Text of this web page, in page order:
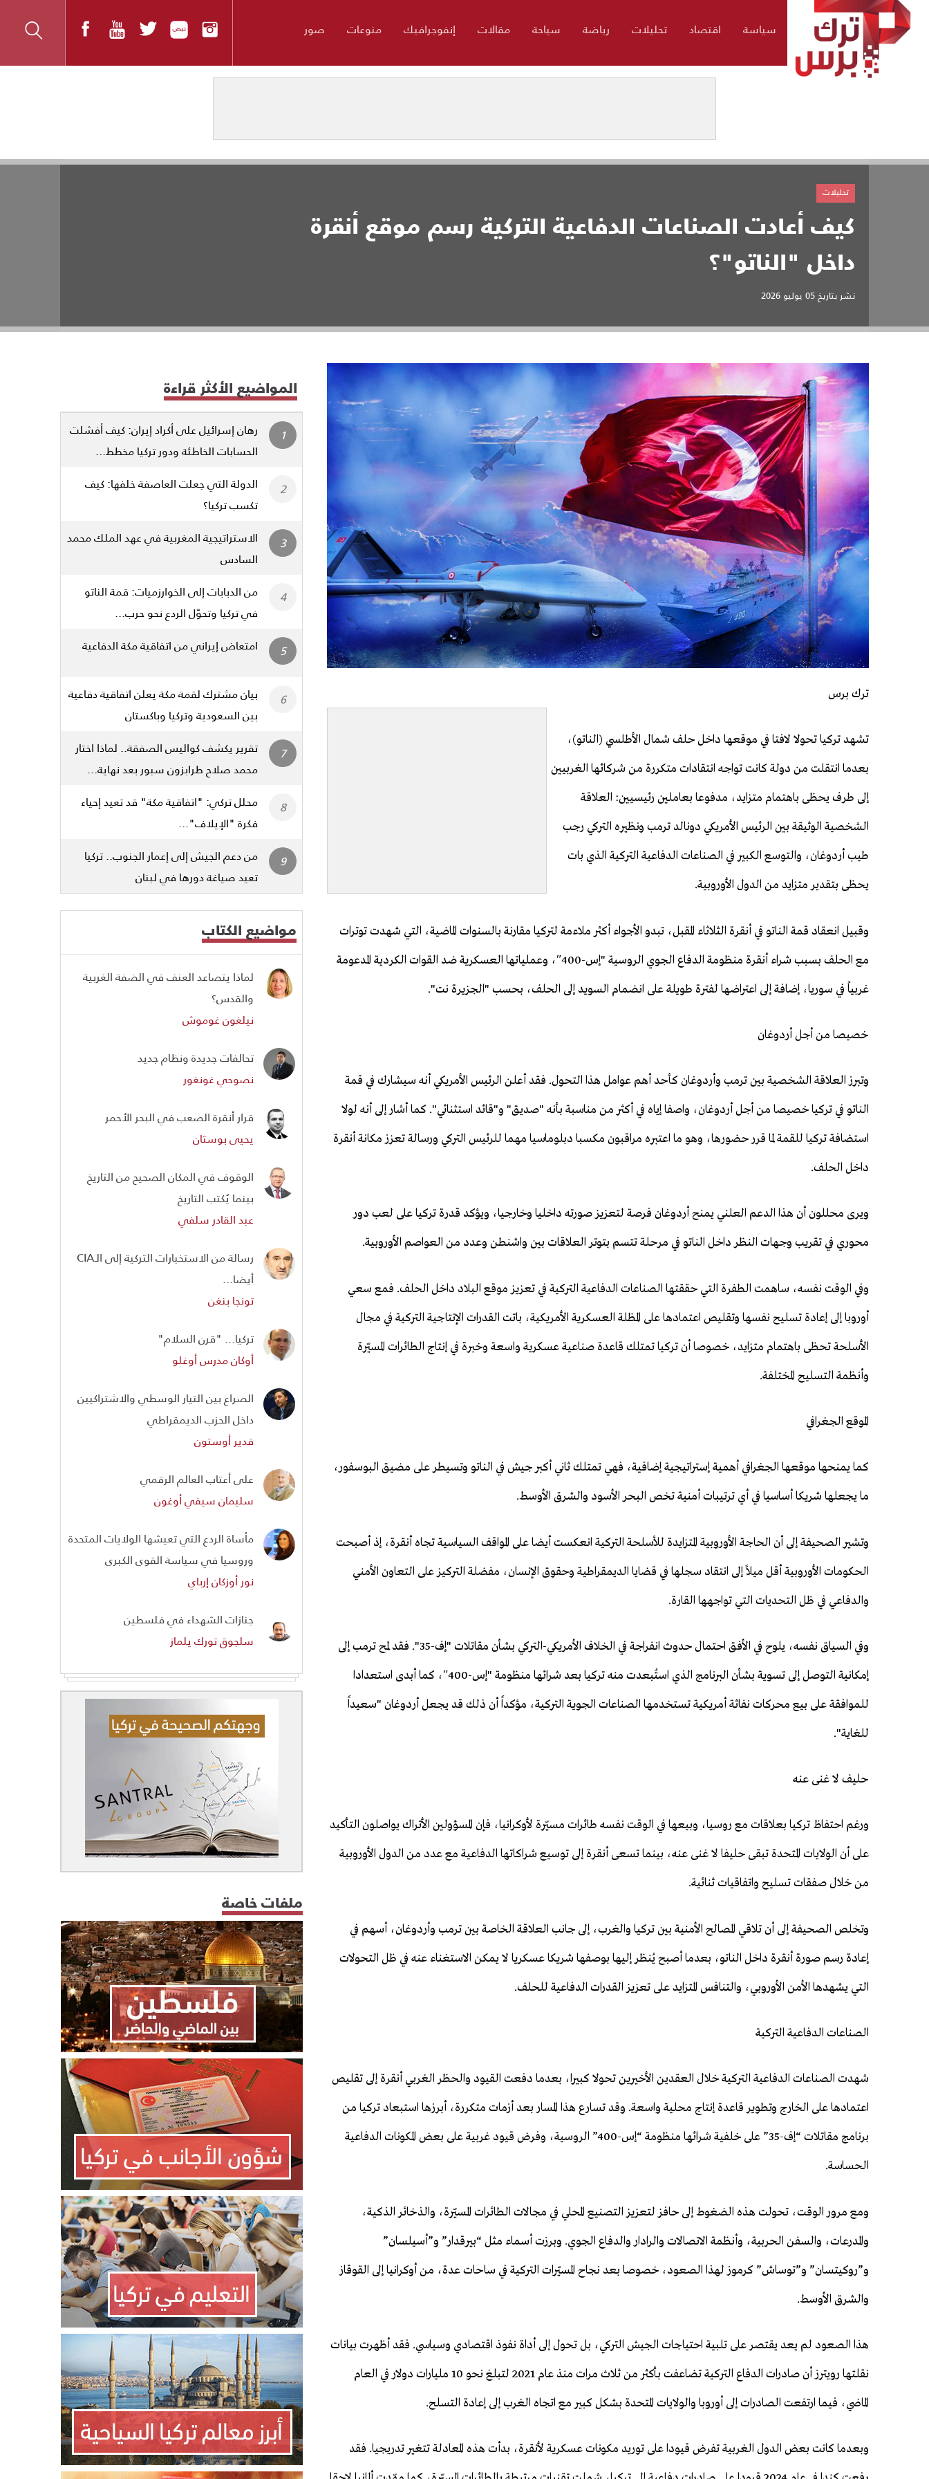
سياسة اقتصاد تحليلات رياضة سياحة مقالات إنفوجرافيك منوعات صور
كيف أعادت الصناعات الدفاعية التركية رسم موقع أنقرة
داخل "الناتو"؟
نشر بتاريخ05 يوليو 2026
تحليلات
ترك برس
تشهد تركيا تحولا لافتا في موقعها داخل حلف شمال الأطلسي (الناتو)،
بعدما انتقلت من دولة كانت تواجه انتقادات متكررة من شركائها الغربيين
إلى طرف يحظى باهتمام متزايد، مدفوعا بعاملين رئيسيين: العلاقة
الشخصية الوثيقة بين الرئيس الأمريكي دونالد ترمب ونظيره التركي رجب
طيب أردوغان، والتوسع الكبير في الصناعات الدفاعية التركية الذي بات
يحظى بتقدير متزايد من الدول الأوروبية.
وقبيل انعقاد قمة الناتو في أنقرة الثلاثاء المقبل، تبدو الأجواء أكثر ملاءمة لتركيا مقارنة بالسنوات الماضية، التي شهدت توترات
مع الحلف بسبب شراء أنقرة منظومة الدفاع الجوي الروسية "إس-400″، وعملياتها العسكرية ضد القوات الكردية المدعومة
غربياً في سوريا، إضافة إلى اعتراضها لفترة طويلة على انضمام السويد إلى الحلف، بحسب "الجزيرة نت".
خصيصا من أجل أردوغان
وتبرز العلاقة الشخصية بين ترمب وأردوغان كأحد أهم عوامل هذا التحول. فقد أعلن الرئيس الأمريكي أنه سيشارك في قمة
الناتو في تركيا خصيصا من أجل أردوغان، واصفا إياه في أكثر من مناسبة بأنه "صديق" و"قائد استثنائي". كما أشار إلى أنه لولا
استضافة تركيا للقمة لما قرر حضورها، وهو ما اعتبره مراقبون مكسبا دبلوماسيا مهما للرئيس التركي ورسالة تعزز مكانة أنقرة
داخل الحلف.
ويرى محللون أن هذا الدعم العلني يمنح أردوغان فرصة لتعزيز صورته داخليا وخارجيا، ويؤكد قدرة تركيا على لعب دور
محوري في تقريب وجهات النظر داخل الناتو في مرحلة تتسم بتوتر العلاقات بين واشنطن وعدد من العواصم الأوروبية.
وفي الوقت نفسه، ساهمت الطفرة التي حققتها الصناعات الدفاعية التركية في تعزيز موقع البلاد داخل الحلف. فمع سعي
أوروبا إلى إعادة تسليح نفسها وتقليص اعتمادها على المظلة العسكرية الأمريكية، باتت القدرات الإنتاجية التركية في مجال
الأسلحة تحظى باهتمام متزايد، خصوصا أن تركيا تمتلك قاعدة صناعية عسكرية واسعة وخبرة في إنتاج الطائرات المسيّرة
وأنظمة التسليح المختلفة.
الموقع الجغرافي
كما يمنحها موقعها الجغرافي أهمية إستراتيجية إضافية، فهي تمتلك ثاني أكبر جيش في الناتو وتسيطر على مضيق البوسفور،
ما يجعلها شريكا أساسيا في أي ترتيبات أمنية تخص البحر الأسود والشرق الأوسط.
وتشير الصحيفة إلى أن الحاجة الأوروبية المتزايدة للأسلحة التركية انعكست أيضا على المواقف السياسية تجاه أنقرة، إذ أصبحت
الحكومات الأوروبية أقل ميلاً إلى انتقاد سجلها في قضايا الديمقراطية وحقوق الإنسان، مفضلة التركيز على التعاون الأمني
والدفاعي في ظل التحديات التي تواجهها القارة.
وفي السياق نفسه، يلوح في الأفق احتمال حدوث انفراجة في الخلاف الأمريكي-التركي بشأن مقاتلات "إف-35". فقد لمح ترمب إلى
إمكانية التوصل إلى تسوية بشأن البرنامج الذي استُبعدت منه تركيا بعد شرائها منظومة "إس-400″، كما أبدى استعدادا
للموافقة على بيع محركات نفاثة أمريكية تستخدمها الصناعات الجوية التركية، مؤكداً أن ذلك قد يجعل أردوغان "سعيداً
للغاية".
حليف لا غنى عنه
ورغم احتفاظ تركيا بعلاقات مع روسيا، وبيعها في الوقت نفسه طائرات مسيّرة لأوكرانيا، فإن المسؤولين الأتراك يواصلون التأكيد
على أن الولايات المتحدة تبقى حليفا لا غنى عنه، بينما تسعى أنقرة إلى توسيع شراكاتها الدفاعية مع عدد من الدول الأوروبية
من خلال صفقات تسليح واتفاقيات ثنائية.
وتخلص الصحيفة إلى أن تلاقي المصالح الأمنية بين تركيا والغرب، إلى جانب العلاقة الخاصة بين ترمب وأردوغان، أسهم في
إعادة رسم صورة أنقرة داخل الناتو، بعدما أصبح يُنظر إليها بوصفها شريكا عسكريا لا يمكن الاستغناء عنه في ظل التحولات
التي يشهدها الأمن الأوروبي، والتنافس المتزايد على تعزيز القدرات الدفاعية للحلف.
الصناعات الدفاعية التركية
شهدت الصناعات الدفاعية التركية خلال العقدين الأخيرين تحولا كبيرا، بعدما دفعت القيود والحظر الغربي أنقرة إلى تقليص
اعتمادها على الخارج وتطوير قاعدة إنتاج محلية واسعة. وقد تسارع هذا المسار بعد أزمات متكررة، أبرزها استبعاد تركيا من
برنامج مقاتلات “إف-35” على خلفية شرائها منظومة “إس-400” الروسية، وفرض قيود غربية على بعض المكونات الدفاعية
الحساسة.
ومع مرور الوقت، تحولت هذه الضغوط إلى حافز لتعزيز التصنيع المحلي في مجالات الطائرات المسيّرة، والذخائر الذكية،
والمدرعات، والسفن الحربية، وأنظمة الاتصالات والرادار والدفاع الجوي. وبرزت أسماء مثل “بيرقدار” و”أسيلسان”
و”روكيتسان” و”توساش” كرموز لهذا الصعود، خصوصا بعد نجاح المسيّرات التركية في ساحات عدة، من أوكرانيا إلى القوقاز
والشرق الأوسط.
هذا الصعود لم يعد يقتصر على تلبية احتياجات الجيش التركي، بل تحول إلى أداة نفوذ اقتصادي وسياسي. فقد أظهرت بيانات
نقلتها رويترز أن صادرات الدفاع التركية تضاعفت بأكثر من ثلاث مرات منذ عام 2021 لتبلغ نحو 10 مليارات دولار في العام
الماضي، فيما ارتفعت الصادرات إلى أوروبا والولايات المتحدة بشكل كبير مع اتجاه الغرب إلى إعادة التسلح.
وبعدما كانت بعض الدول الغربية تفرض قيودا على توريد مكونات عسكرية لأنقرة، بدأت هذه المعادلة تتغير تدريجيا. فقد
المواضيع الأكثر قراءة
رهان إسرائيل على أكراد إيران: كيف أفشلت
الحسابات الخاطئة ودور تركيا مخطط...
الدولة التي جعلت العاصفة خلفها: كيف
تكسب تركيا؟
الاستراتيجية المغربية في عهد الملك محمد
السادس
من الدبابات إلى الخوارزميات: قمة الناتو
في تركيا وتحوّل الردع نحو حرب...
امتعاض إيراني من اتفاقية مكة الدفاعية
بيان مشترك لقمة مكة يعلن اتفاقية دفاعية
بين السعودية وتركيا وباكستان
تقرير يكشف كواليس الصفقة.. لماذا اختار
محمد صلاح طرابزون سبور بعد نهاية...
محلل تركي: "اتفاقية مكة" قد تعيد إحياء
فكرة "الإيلاف"...
من دعم الجيش إلى إعمار الجنوب.. تركيا
تعيد صياغة دورها في لبنان
مواضيع الكتاب
لماذا يتصاعد العنف في الضفة الغربية
والقدس؟
نيلغون غوموش
تحالفات جديدة ونظام جديد
نصوحي غونغور
قرار أنقرة الصعب في البحر الأحمر
يحيى بوستان
الوقوف في المكان الصحيح من التاريخ
بينما يُكتب التاريخ
عبد القادر سلفي
رسالة من الاستخبارات التركية إلى الـCIA
أيضا...
تونجا بنغن
تركيا... "قرن السلام"
أوكان مدرس أوغلو
الصراع بين التيار الوسطي والاشتراكيين
داخل الحزب الديمقراطي
قدير أوستون
على أعتاب العالم الرقمي
سليمان سيفي أوغون
مأساة الردع التي تعيشها الولايات المتحدة
وروسيا في سياسة القوى الكبرى
نور أوزكان إرباي
جنازات الشهداء في فلسطين
سلجوق تورك يلماز
ملفات خاصة